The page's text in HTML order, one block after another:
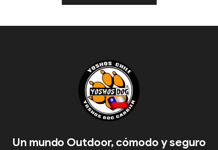
Un mundo Outdoor, cómodo y seguro